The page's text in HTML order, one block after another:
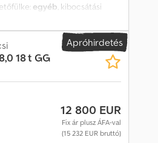
egyéb, kibocsátási
900 mm. -- Nyomdai hibák,
találhatók: !, További
Apróhirdetés
18 t GG
12 800 EUR
Fix ár plusz ÁFA-val
(15 232 EUR bruttó)